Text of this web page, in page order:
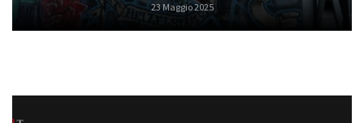
23 Maggio 2025